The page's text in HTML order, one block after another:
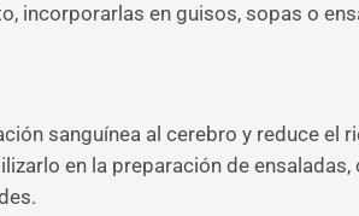
incorporarlas en guisos, sopas o
sanguínea al cerebro y reduce el
en la preparación de